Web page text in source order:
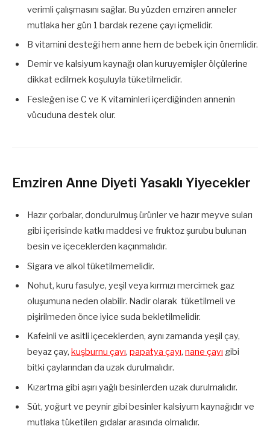
verimli çalışmasını sağlar. Bu yüzden emziren anneler
mutlaka her gün 1 bardak rezene çayı içmelidir.
B vitamini desteği hem anne hem de bebek için önemlidir.
Demir ve kalsiyum kaynağı olan kuruyemişler ölçülerine
dikkat edilmek koşuluyla tüketilmelidir.
Fesleğen ise C ve K vitaminleri içerdiğinden annenin
vücuduna destek olur.
Emziren Anne Diyeti Yasaklı Yiyecekler
Hazır çorbalar, dondurulmuş ürünler ve hazır meyve suları
gibi içerisinde katkı maddesi ve fruktoz şurubu bulunan
besin ve içeceklerden kaçınmalıdır.
Sigara ve alkol tüketilmemelidir.
Nohut, kuru fasulye, yeşil veya kırmızı mercimek gaz
oluşumuna neden olabilir. Nadir olarak tüketilmeli ve
pişirilmeden önce iyice suda bekletilmelidir.
Kafeinli ve asitli içeceklerden, aynı zamanda yeşil çay,
beyaz çay, kuşburnu çayı, papatya çayı, nane çayı gibi
bitki çaylarından da uzak durulmalıdır.
Kızartma gibi aşırı yağlı besinlerden uzak durulmalıdır.
Süt, yoğurt ve peynir gibi besinler kalsiyum kaynağıdır ve
mutlaka tüketilen gıdalar arasında olmalıdır.